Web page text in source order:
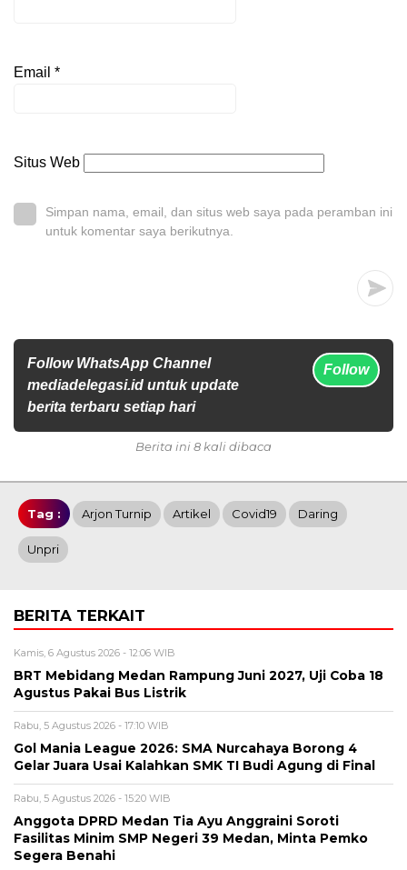
Email *
Situs Web
Simpan nama, email, dan situs web saya pada peramban ini
untuk komentar saya berikutnya.
Follow WhatsApp Channel
mediadelegasi.id untuk update
berita terbaru setiap hari
Follow
Berita ini 8 kali dibaca
Tag : Arjon Turnip Artikel Covid19 Daring
Unpri
BERITA TERKAIT
Kamis, 6 Agustus 2026 - 12:06 WIB
BRT Mebidang Medan Rampung Juni 2027, Uji Coba 18
Agustus Pakai Bus Listrik
Rabu, 5 Agustus 2026 - 17:10 WIB
Gol Mania League 2026: SMA Nurcahaya Borong 4
Gelar Juara Usai Kalahkan SMK TI Budi Agung di Final
Rabu, 5 Agustus 2026 - 15:20 WIB
Anggota DPRD Medan Tia Ayu Anggraini Soroti
Fasilitas Minim SMP Negeri 39 Medan, Minta Pemko
Segera Benahi